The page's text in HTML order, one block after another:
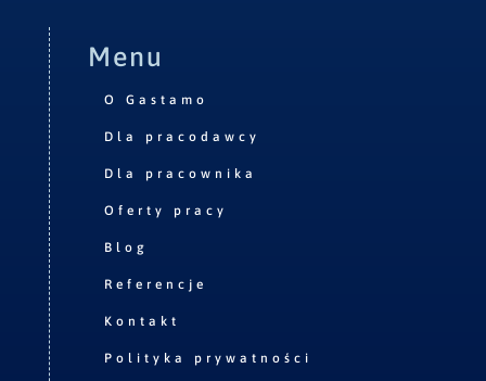
Menu
O Gastamo
Dla pracodawcy
Dla pracownika
Oferty pracy
Blog
Referencje
Kontakt
Polityka prywatności